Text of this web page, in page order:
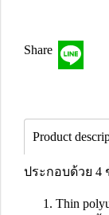
Share
Product
ประกอบด้วย 4
Thin